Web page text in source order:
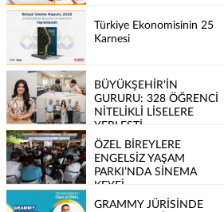
Türkiye Ekonomisinin 25
Karnesi
BÜYÜKŞEHİR’İN
GURURU: 328 ÖĞRENCİ
NİTELİKLİ LİSELERE
YERLEŞTİ
ÖZEL BİREYLERE
ENGELSİZ YAŞAM
PARKI’NDA SİNEMA
KEYFİ
GRAMMY JÜRİSİNDE